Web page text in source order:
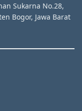
Sukarna No.28,
Bogor, Jawa Barat